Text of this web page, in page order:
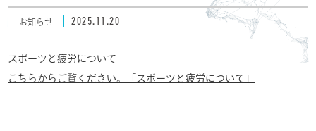
お知らせ 2025.11.20
スポーツと疲労について
こちらからご覧ください。「スポーツと疲労について」